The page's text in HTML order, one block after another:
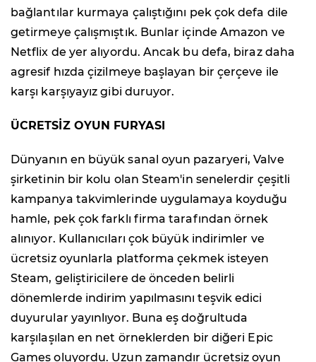
bağlantılar kurmaya çalıştığını pek çok defa dile
getirmeye çalışmıştık. Bunlar içinde Amazon ve
Netflix de yer alıyordu. Ancak bu defa, biraz daha
agresif hızda çizilmeye başlayan bir çerçeve ile
karşı karşıyayız gibi duruyor.
ÜCRETSİZ OYUN FURYASI
Dünyanın en büyük sanal oyun pazaryeri, Valve
şirketinin bir kolu olan Steam'in senelerdir çeşitli
kampanya takvimlerinde uygulamaya koyduğu
hamle, pek çok farklı firma tarafından örnek
alınıyor. Kullanıcıları çok büyük indirimler ve
ücretsiz oyunlarla platforma çekmek isteyen
Steam, geliştiricilere de önceden belirli
dönemlerde indirim yapılmasını teşvik edici
duyurular yayınlıyor. Buna eş doğrultuda
karşılaşılan en net örneklerden bir diğeri Epic
Games oluyordu. Uzun zamandır ücretsiz oyun